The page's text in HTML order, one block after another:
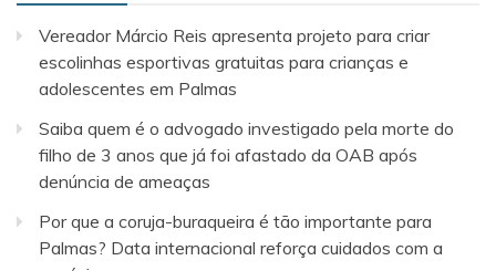
Vereador Márcio Reis apresenta projeto para criar
escolinhas esportivas gratuitas para crianças e
adolescentes em Palmas
Saiba quem é o advogado investigado pela morte do
filho de 3 anos que já foi afastado da OAB após
denúncia de ameaças
Por que a coruja-buraqueira é tão importante para
Palmas? Data internacional reforça cuidados com a